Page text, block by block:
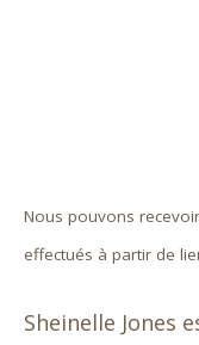
Nous pouvons
effectués à partir de
Sheinelle Jones